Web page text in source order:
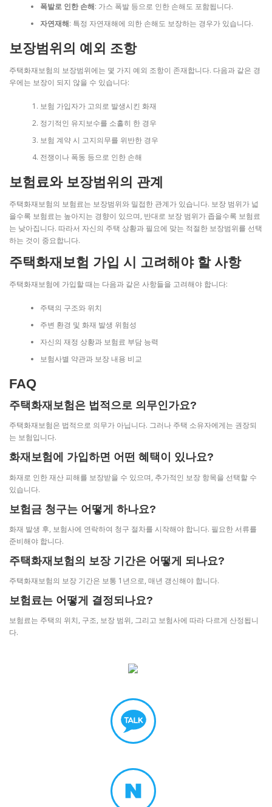
폭발로 인한 손해: 가스 폭발 등으로 인한 손해도 포함됩니다.
자연재해: 특정 자연재해에 의한 손해도 보장하는 경우가 있습니다.
보장범위의 예외 조항
주택화재보험의 보장범위에는 몇 가지 예외 조항이 존재합니다. 다음과 같은 경
우에는 보장이 되지 않을 수 있습니다:
보험 가입자가 고의로 발생시킨 화재
정기적인 유지보수를 소홀히 한 경우
보험 계약 시 고지의무를 위반한 경우
전쟁이나 폭동 등으로 인한 손해
보험료와 보장범위의 관계
주택화재보험의 보험료는 보장범위와 밀접한 관계가 있습니다. 보장 범위가 넓
을수록 보험료는 높아지는 경향이 있으며, 반대로 보장 범위가 좁을수록 보험료
는 낮아집니다. 따라서 자신의 주택 상황과 필요에 맞는 적절한 보장범위를 선택
하는 것이 중요합니다.
주택화재보험 가입 시 고려해야 할 사항
주택화재보험에 가입할 때는 다음과 같은 사항들을 고려해야 합니다:
주택의 구조와 위치
주변 환경 및 화재 발생 위험성
자신의 재정 상황과 보험료 부담 능력
보험사별 약관과 보장 내용 비교
FAQ
주택화재보험은 법적으로 의무인가요?
주택화재보험은 법적으로 의무가 아닙니다. 그러나 주택 소유자에게는 권장되
는 보험입니다.
화재보험에 가입하면 어떤 혜택이 있나요?
화재로 인한 재산 피해를 보장받을 수 있으며, 추가적인 보장 항목을 선택할 수
있습니다.
보험금 청구는 어떻게 하나요?
화재 발생 후, 보험사에 연락하여 청구 절차를 시작해야 합니다. 필요한 서류를
준비해야 합니다.
주택화재보험의 보장 기간은 어떻게 되나요?
주택화재보험의 보장 기간은 보통 1년으로, 매년 갱신해야 합니다.
보험료는 어떻게 결정되나요?
보험료는 주택의 위치, 구조, 보장 범위, 그리고 보험사에 따라 다르게 산정됩니
다.